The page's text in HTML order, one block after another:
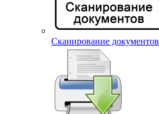
Сканирование документов